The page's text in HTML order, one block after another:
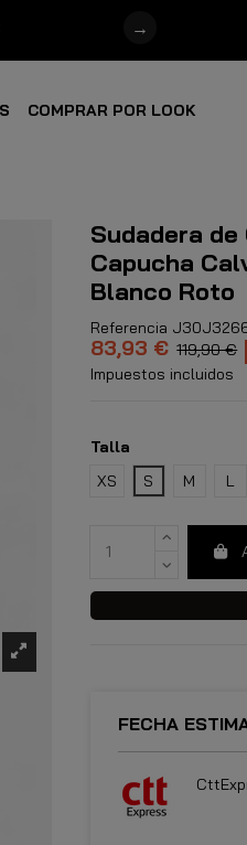
→
COMPRAR POR LOOK
Sudadera
Capucha
Blanco Roto
Referencia
83,93 € 119,90 €
Impuestos incluidos
Talla
XS
S M L
FECHA